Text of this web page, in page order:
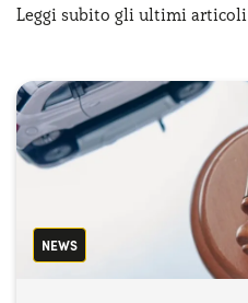
Leggi subito gli ultimi articoli
NEWS